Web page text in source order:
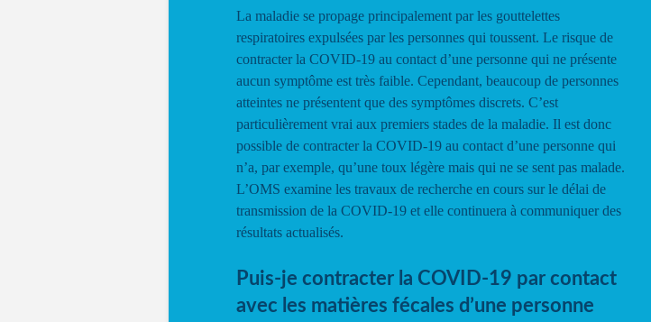
La maladie se propage principalement par les gouttelettes
respiratoires expulsées par les personnes qui toussent. Le risque de
contracter la COVID-19 au contact d’une personne qui ne présente
aucun symptôme est très faible. Cependant, beaucoup de personnes
atteintes ne présentent que des symptômes discrets. C’est
particulièrement vrai aux premiers stades de la maladie. Il est donc
possible de contracter la COVID-19 au contact d’une personne qui
n’a, par exemple, qu’une toux légère mais qui ne se sent pas malade.
L’OMS examine les travaux de recherche en cours sur le délai de
transmission de la COVID-19 et elle continuera à communiquer des
résultats actualisés.
Puis-je contracter la COVID-19 par contact
avec les matières fécales d’une personne